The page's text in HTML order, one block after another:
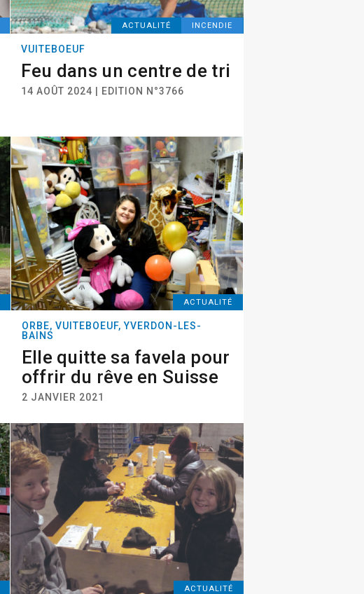
ACTUALITÉ INCENDIE
VUITEBOEUF
Feu dans un centre de tri
14 AOÛT 2024 | EDITION N°3766
ACTUALITÉ
ORBE, VUITEBOEUF, YVERDON-LES-
BAINS
Elle quitte sa favela pour
offrir du rêve en Suisse
2 JANVIER 2021
ACTUALITÉ